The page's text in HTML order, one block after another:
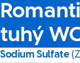
tuhý
Sodium Sulfate